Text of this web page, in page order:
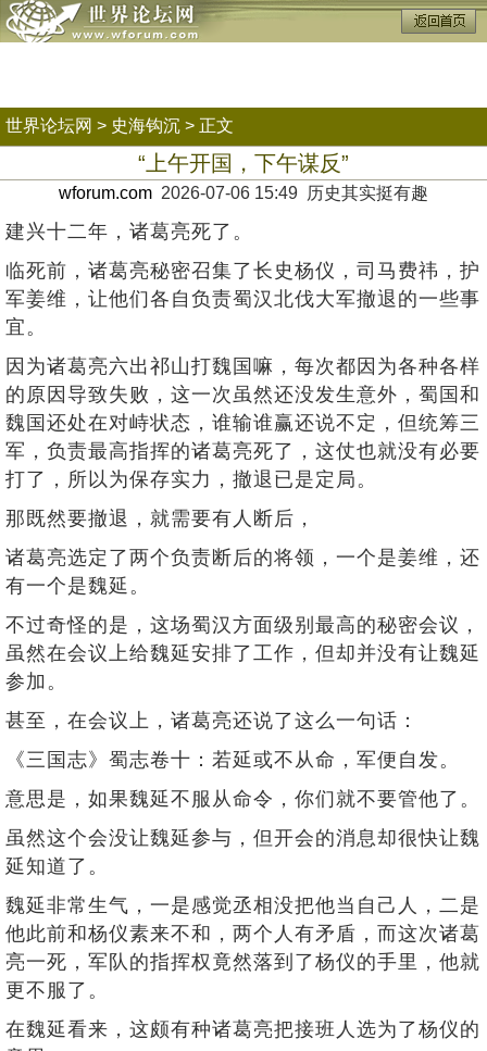
世界论坛网 > 史海钩沉 > 正文
“上午开国，下午谋反”
wforum.com 2026-07-06 15:49 历史其实挺有趣
建兴十二年，诸葛亮死了。
临死前，诸葛亮秘密召集了长史杨仪，司马费祎，护
军姜维，让他们各自负责蜀汉北伐大军撤退的一些事
宜。
因为诸葛亮六出祁山打魏国嘛，每次都因为各种各样
的原因导致失败，这一次虽然还没发生意外，蜀国和
魏国还处在对峙状态，谁输谁赢还说不定，但统筹三
军，负责最高指挥的诸葛亮死了，这仗也就没有必要
打了，所以为保存实力，撤退已是定局。
那既然要撤退，就需要有人断后，
诸葛亮选定了两个负责断后的将领，一个是姜维，还
有一个是魏延。
不过奇怪的是，这场蜀汉方面级别最高的秘密会议，
虽然在会议上给魏延安排了工作，但却并没有让魏延
参加。
甚至，在会议上，诸葛亮还说了这么一句话：
《三国志》蜀志卷十：若延或不从命，军便自发。
意思是，如果魏延不服从命令，你们就不要管他了。
虽然这个会没让魏延参与，但开会的消息却很快让魏
延知道了。
魏延非常生气，一是感觉丞相没把他当自己人，二是
他此前和杨仪素来不和，两个人有矛盾，而这次诸葛
亮一死，军队的指挥权竟然落到了杨仪的手里，他就
更不服了。
在魏延看来，这颇有种诸葛亮把接班人选为了杨仪的